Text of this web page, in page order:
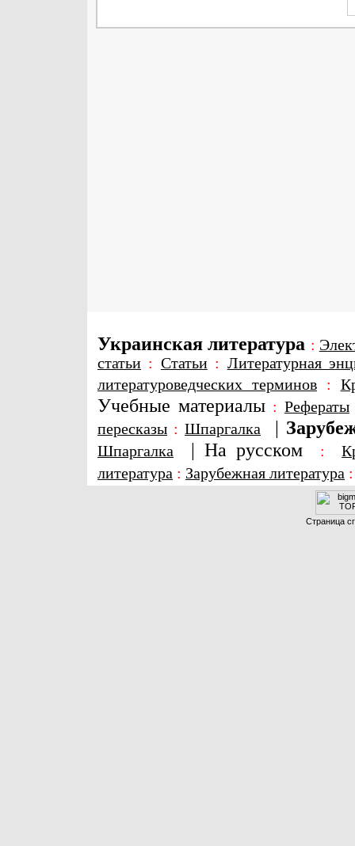
Украинская литература :
статьи : Статьи: Литературная
литературоведческих терминов:
Учебные материалы : Рефераты
пересказы : Шпаргалка |
Шпаргалка | На русском :
литература : Зарубежная литература
Страница